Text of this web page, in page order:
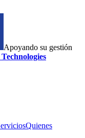
Apoyando su gestión
Quienes